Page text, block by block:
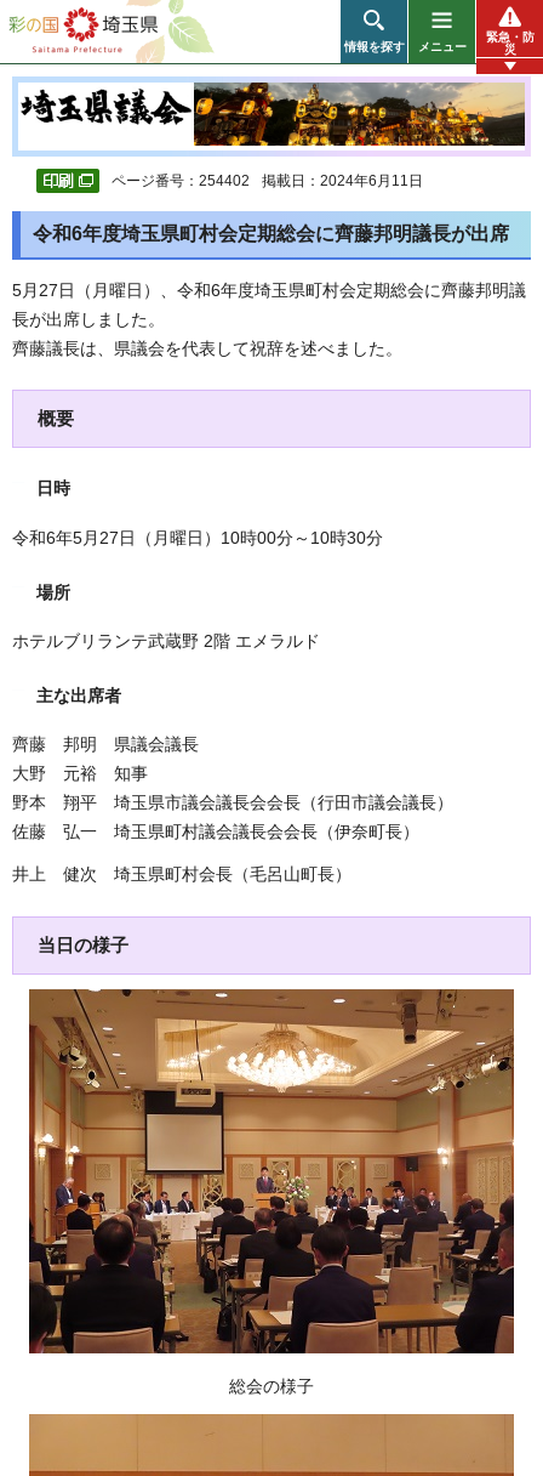
彩の国 埼玉県
情報を探す メニュー
緊急・防
災
ページ番号：254402 掲載日：2024年6月11日
令和6年度埼玉県町村会定期総会に齊藤邦明議長が出席
5月27日（月曜日）、令和6年度埼玉県町村会定期総会に齊藤邦明議
長が出席しました。
齊藤議長は、県議会を代表して祝辞を述べました。
概要
日時
令和6年5月27日（月曜日）10時00分～10時30分
場所
ホテルブリランテ武蔵野 2階 エメラルド
主な出席者
齊藤 邦明 県議会議長
大野 元裕 知事
野本 翔平 埼玉県市議会議長会会長（行田市議会議長）
佐藤 弘一 埼玉県町村議会議長会会長（伊奈町長）
井上 健次 埼玉県町村会長（毛呂山町長）
当日の様子
総会の様子